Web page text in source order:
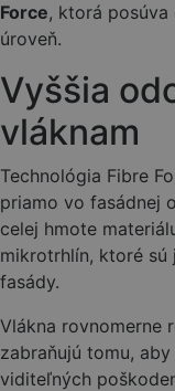
Force, ktorá
úroveň.
Vyššia
vláknam
Technológia Fibre
priamo vo fasádnej
celej hmote
mikrotrhlín, ktoré
fasády.
Vlákna rovnomerne
zabraňujú tomu,
viditeľných